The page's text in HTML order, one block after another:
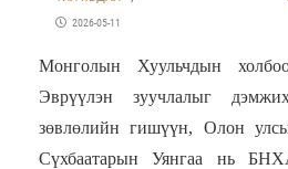
2026-05-11
Монголын Хуульчдын
Эврүүлэн зуучлалыг
зөвлөлийн гишүүн, Олон
Сүхбаатарын Уянгаа нь